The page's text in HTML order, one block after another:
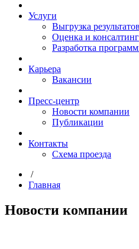
Услуги
Выгрузка
Оценка и консалтинг
Разработка
Карьера
Вакансии
Пресс-центр
Новости компании
Публикации
Контакты
Схема проезда
/
Главная
Новости компании